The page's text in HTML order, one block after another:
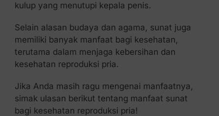
kulup yang menutupi kepala penis.
Selain alasan budaya dan agama, sunat juga
memiliki banyak manfaat bagi kesehatan,
terutama dalam menjaga kebersihan dan
kesehatan reproduksi pria.
Jika Anda masih ragu mengenai manfaatnya,
simak ulasan berikut tentang manfaat sunat
bagi kesehatan reproduksi pria!